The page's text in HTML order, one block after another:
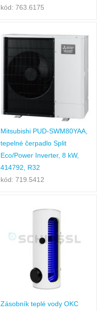
kód: 763.6175
Mitsubishi PUD-SWM80YAA,
tepelné čerpadlo Split
Eco/Power Inverter, 8 kW,
414792, R32
kód: 719.5412
Zásobník teplé vody OKC